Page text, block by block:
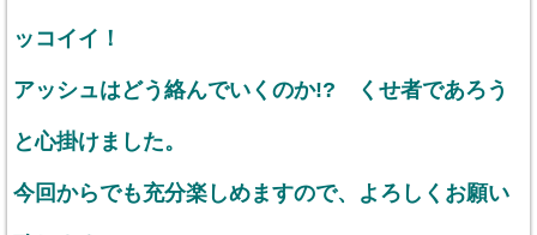
ッコイイ！
アッシュはどう絡んでいくのか!? くせ者であろう
と心掛けました。
今回からでも充分楽しめますので、よろしくお願い